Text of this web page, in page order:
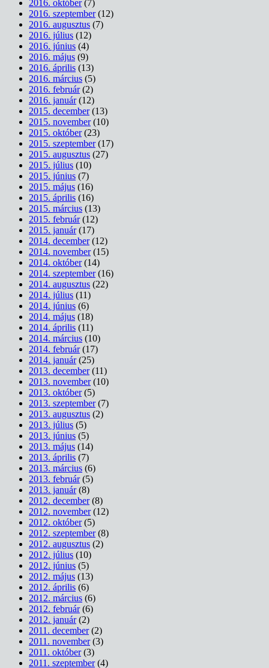
2016. október(7)
2016. szeptember(12)
2016. augusztus (7)
2016. július (12)
2016. június (4)
2016. május (9)
2016. április (13)
2016. március (5)
2016. február(2)
2016. január(12)
2015. december(13)
2015. november(10)
2015. október(23)
2015. szeptember(17)
2015. augusztus (27)
2015. július (10)
2015. június (7)
2015. május (16)
2015. április (16)
2015. március (13)
2015. február(12)
2015. január(17)
2014. december(12)
2014. november(15)
2014. október(14)
2014. szeptember(16)
2014. augusztus (22)
2014. július (11)
2014. június (6)
2014. május (18)
2014. április (11)
2014. március (10)
2014. február(17)
2014. január(25)
2013. december(11)
2013. november(10)
2013. október(5)
2013. szeptember(7)
2013. augusztus (2)
2013. július (5)
2013. június (5)
2013. május (14)
2013. április (7)
2013. március (6)
2013. február(5)
2013. január(8)
2012. december(8)
2012. november(12)
2012. október(5)
2012. szeptember(8)
2012. augusztus (2)
2012. július (10)
2012. június (5)
2012. május (13)
2012. április (6)
2012. március (6)
2012. február(6)
2012. január(2)
2011. december(2)
2011. november(3)
2011. október(3)
2011. szeptember(4)